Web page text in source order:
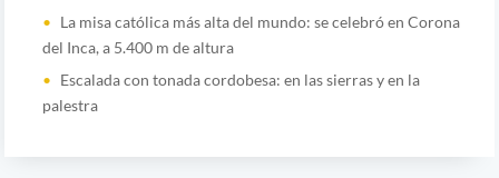
La misa católica más alta del mundo: se celebró en Corona
del Inca, a 5.400 m de altura
Escalada con tonada cordobesa: en las sierras y en la
palestra